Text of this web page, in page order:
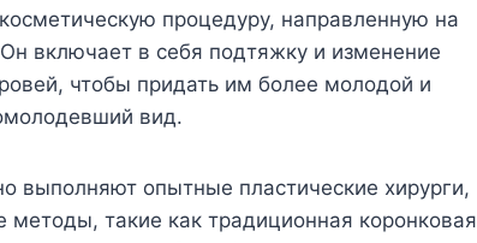
процедуру, направленную на
включает в себя подтяжку и изменение
чтобы придать им более молодой и
вид.
выполняют опытные пластические хирурги,
методы, такие как традиционная коронковая